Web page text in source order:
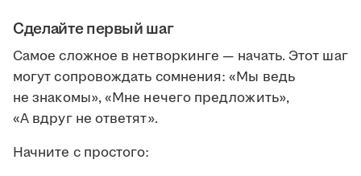
Сделайте первый шаг
Самое сложное в нетворкинге — начать. Этот шаг
могут сопровождать сомнения: «Мы ведь
не знакомы», «Мне нечего предложить»,
«А вдруг не ответят».
Начните с простого: